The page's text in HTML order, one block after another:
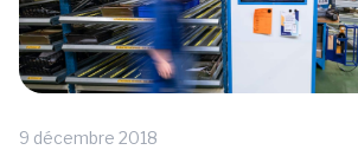
9 décembre 2018